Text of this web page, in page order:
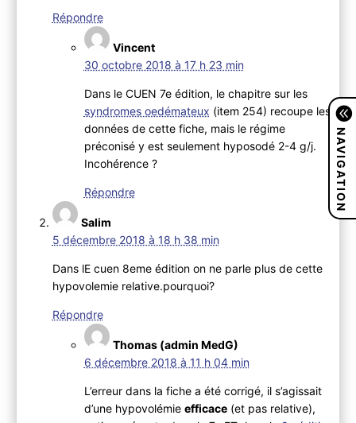
Répondre
Vincent
30 octobre 2018 à 17 h 23 min
Dans le CUEN 7e édition, le chapitre sur les
syndromes oedémateux (item 254) recoupe les
données de cette fiche, mais le régime
préconisé y est seulement hyposodé 2-4 g/j.
Incohérence ?
Répondre
Salim
5 décembre 2018 à 18 h 38 min
Dans lE cuen 8eme édition on ne parle plus de cette
hypovolemie relative.pourquoi?
Répondre
Thomas (admin MedG)
6 décembre 2018 à 11 h 04 min
L’erreur dans la fiche a été corrigé, il s’agissait
d’une hypovolémie efficace(et pas relative),
NAVIGATION